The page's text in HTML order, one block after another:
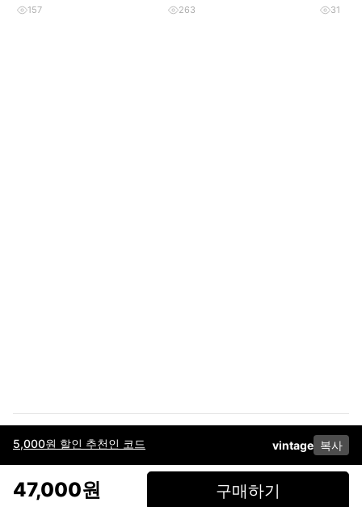
5,000원 할인 추천인 코드 vintage 복사
47,000원 구매하기
157 263 31
이용약관고객센터판매개인정보 처리방침사업자 정보다운로드
페이스북